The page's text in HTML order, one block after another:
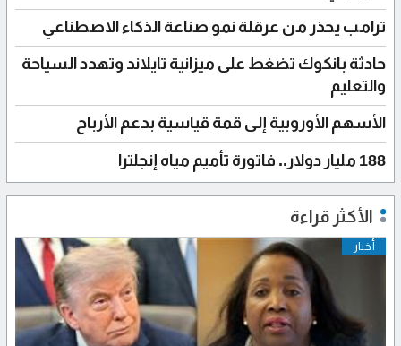
ترامب يحذر من عرقلة نمو صناعة الذكاء الاصطناعي
حادثة بانكوك تضغط على ميزانية تايلاند وتهدد السياحة
والتعليم
الأسهم الأوروبية إلى قمة قياسية بدعم الأرباح
188 مليار دولار.. فاتورة تأميم مياه إنجلترا
الأكثر قراءة
أخبار